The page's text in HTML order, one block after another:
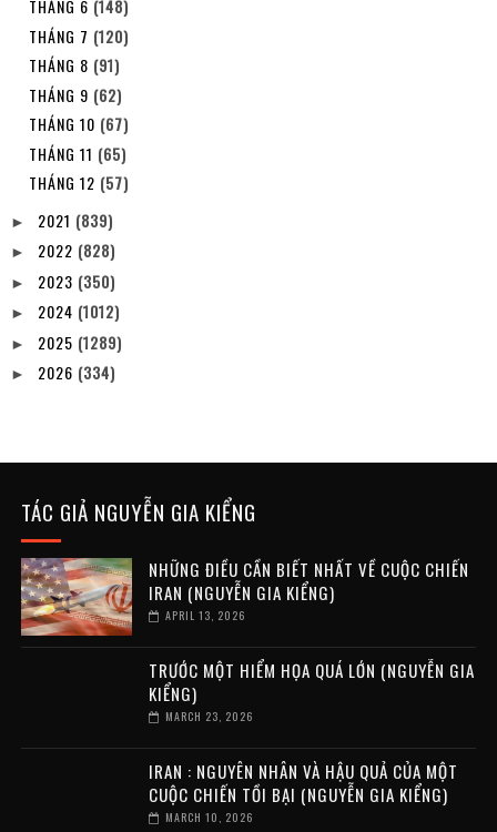
THÁNG 6 (148)
THÁNG 7 (120)
THÁNG 8 (91)
THÁNG 9 (62)
THÁNG 10 (67)
THÁNG 11 (65)
THÁNG 12 (57)
► 2021 (839)
► 2022 (828)
► 2023 (350)
► 2024 (1012)
► 2025 (1289)
► 2026 (334)
TÁC GIẢ NGUYỄN GIA KIỂNG
NHỮNG ĐIỀU CẦN BIẾT NHẤT VỀ CUỘC CHIẾN
IRAN (NGUYỄN GIA KIỂNG)
APRIL 13, 2026
TRƯỚC MỘT HIỂM HỌA QUÁ LỚN (NGUYỄN GIA
KIỂNG)
MARCH 23, 2026
IRAN : NGUYÊN NHÂN VÀ HẬU QUẢ CỦA MỘT
CUỘC CHIẾN TỒI BẠI (NGUYỄN GIA KIỂNG)
MARCH 10, 2026